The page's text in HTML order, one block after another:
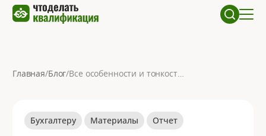
Главная/Блог/ Все особенности и тонкости проведения маркетплейсов в 1С: от настройки до аналитики
Бухгалтеру Материалы Отчет